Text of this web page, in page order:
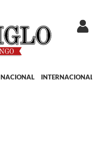
NACIONAL INTERNACIONAL